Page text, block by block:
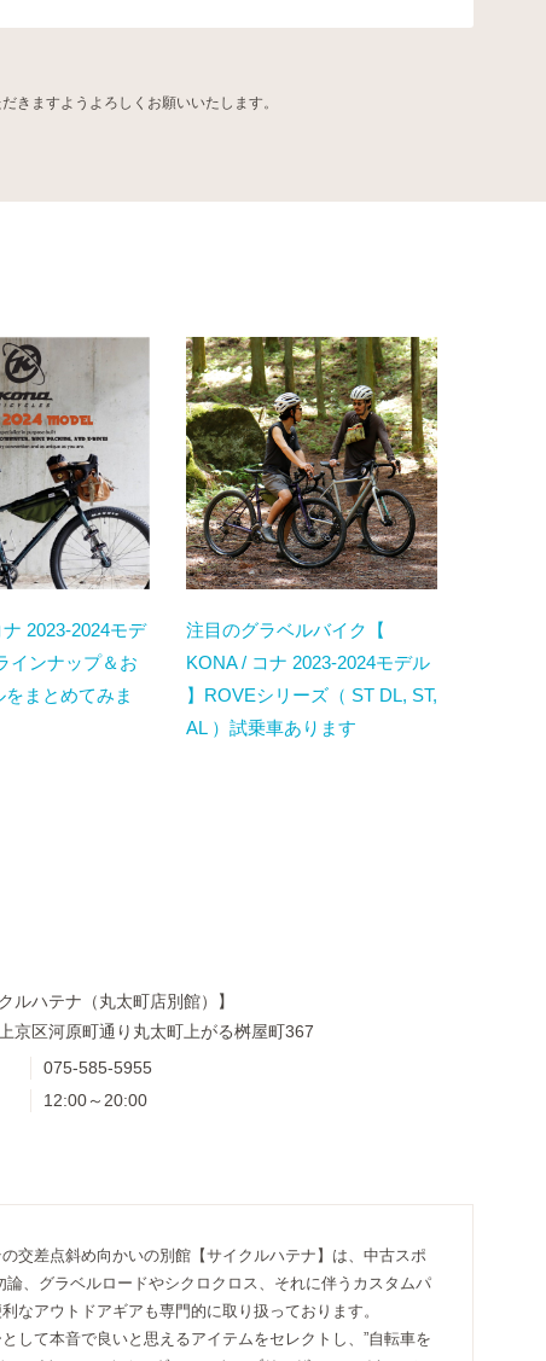
きますようよろしくお願いいたします。
ナ 2023-2024モデ
インナップ＆お
まとめてみま
注目のグラベルバイク【
KONA / コナ 2023-2024モデル
】ROVEシリーズ（ ST DL, ST,
AL ）試乗車あります
ルハテナ（丸太町店別館）】
京区河原町通り丸太町上がる桝屋町367
075-585-5955
12:00～20:00
交差点斜め向かいの別館【サイクルハテナ】は、中古スポ
、グラベルロードやシクロクロス、それに伴うカスタムパ
なアウトドアギアも専門的に取り扱っております。
して本音で良いと思えるアイテムをセレクトし、”自転車を